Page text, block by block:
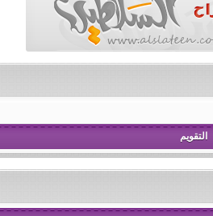
التقويم